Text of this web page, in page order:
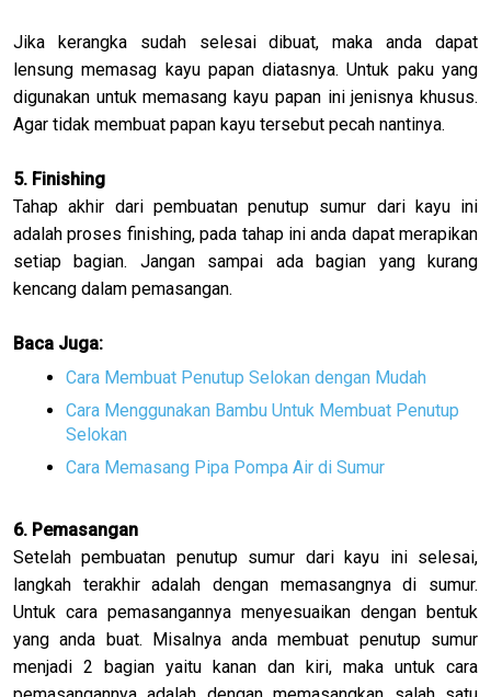
Jika kerangka sudah selesai dibuat, maka anda dapat
lensung memasag kayu papan diatasnya. Untuk paku yang
digunakan untuk memasang kayu papan ini jenisnya khusus.
Agar tidak membuat papan kayu tersebut pecah nantinya.
5. Finishing
Tahap akhir dari pembuatan penutup sumur dari kayu ini
adalah proses finishing, pada tahap ini anda dapat merapikan
setiap bagian. Jangan sampai ada bagian yang kurang
kencang dalam pemasangan.
Baca Juga:
Cara Membuat Penutup Selokan dengan Mudah
Cara Menggunakan Bambu Untuk Membuat Penutup
Selokan
Cara Memasang Pipa Pompa Air di Sumur
6. Pemasangan
Setelah pembuatan penutup sumur dari kayu ini selesai,
langkah terakhir adalah dengan memasangnya di sumur.
Untuk cara pemasangannya menyesuaikan dengan bentuk
yang anda buat. Misalnya anda membuat penutup sumur
menjadi 2 bagian yaitu kanan dan kiri, maka untuk cara